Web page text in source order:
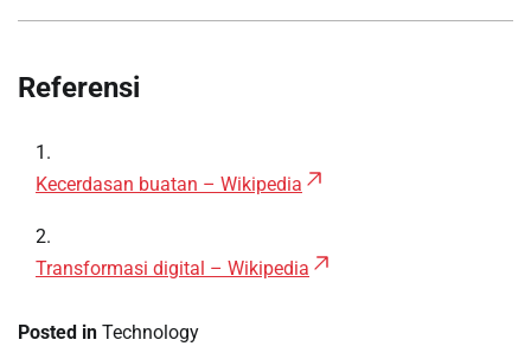
Referensi
Kecerdasan buatan – Wikipedia
Transformasi digital – Wikipedia
Posted in Technology